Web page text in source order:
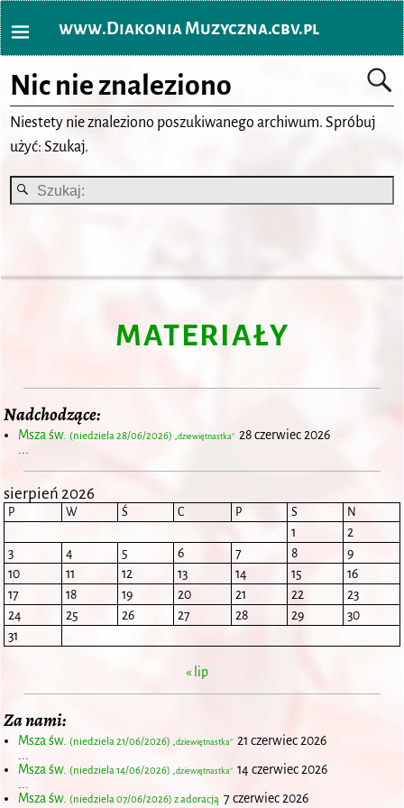
www.Diakonia Muzyczna.cbv.pl
Nic nie znaleziono
Niestety nie znaleziono poszukiwanego archiwum. Spróbuj
użyć: Szukaj.
MATERIAŁY
Nadchodzące:
Msza św. (niedziela 28/06/2026) „dziewiętnastka” 28 czerwiec 2026
sierpień 2026
P W Ś C P S N
1
2
3
4 5 6 7 8
9
10
11 12 13 14 15
16
17
18 19 20 21 22
23
24
25 26 27 28 29
30
31
« lip
Za nami:
Msza św. (niedziela 21/06/2026) „dziewiętnastka” 21 czerwiec 2026
Msza św. (niedziela 14/06/2026) „dziewiętnastka” 14 czerwiec 2026
Msza św. (niedziela 07/06/2026) z adoracją 7 czerwiec 2026